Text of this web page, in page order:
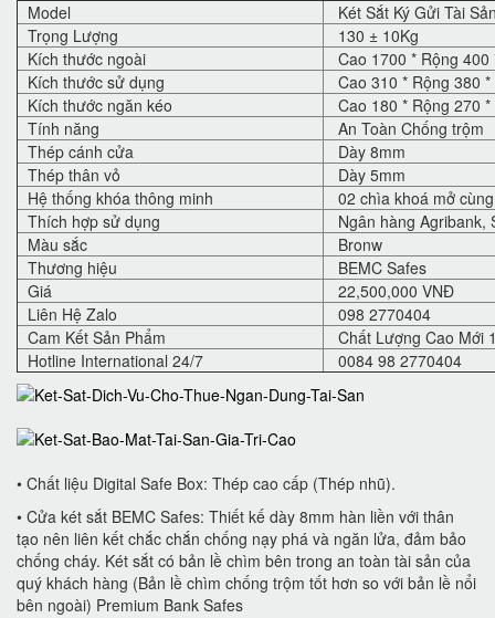
Model
Két Sắt Ký Gửi Tài
Trọng Lượng
130 ± 10Kg
Kích thước ngoài
Cao 1700 * Rộng
Kích thước sử dụng
Cao 310 * Rộng 380
Kích thước ngăn kéo
Cao 180 * Rộng 270
Tính năng
An Toàn Chống trộm
Thép cánh cửa
Dày 8mm
Thép thân vỏ
Dày 5mm
Hệ thống khóa thông minh
02 chìa khoá mở
Thích hợp sử dụng
Ngân hàng Agribank,
Màu sắc
Bronw
Thương hiệu
BEMC Safes
Giá
22,500,000 VNĐ
Liên Hệ Zalo
098 2770404
Cam Kết Sản Phẩm
Chất Lượng Cao Mới
Hotline International 24/7
0084 98 2770404
• Chất liệu Digital Safe Box: Thép cao cấp (Thép nhũ).
• Cửa két sắt BEMC Safes: Thiết kế dày 8mm hàn liền với thân
tạo nên liên kết chắc chắn chống nạy phá và ngăn lửa, đảm bảo
chống cháy. Két sắt có bản lề chìm bên trong an toàn tài sản của
quý khách hàng (Bản lề chìm chống trộm tốt hơn so với bản lề nổi
bên ngoài) Premium Bank Safes